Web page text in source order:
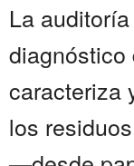
La
diagnóstico
caracteriza
los